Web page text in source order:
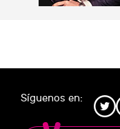
Síguenos en: